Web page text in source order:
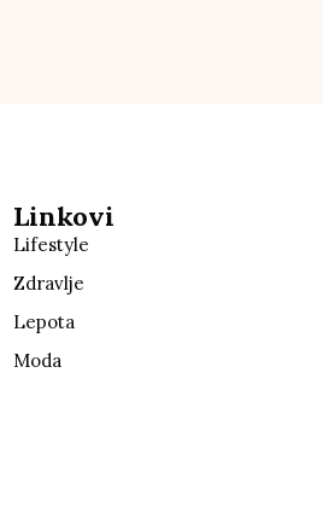
Linkovi
Lifestyle
Zdravlje
Lepota
Moda